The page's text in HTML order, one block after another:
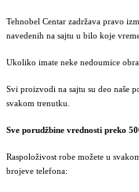
Tehnobel Centar zadržava pravo
navedenih na sajtu u bilo koje
Ukoliko imate neke nedoumice
Svi proizvodi na sajtu su deo naše
svakom trenutku.
Sve porudžbine vrednosti preko
Raspoloživost robe možete u
brojeve telefona: